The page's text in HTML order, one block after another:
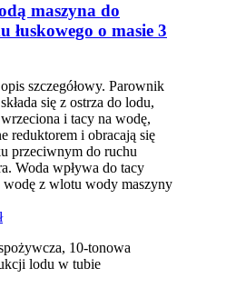
maszyna do
łuskowego o masie 3
szczegółowy. Parownik
się z ostrza do lodu,
i tacy na wodę,
reduktorem i obracają się
przeciwnym do ruchu
Woda wpływa do tacy
wodę z wlotu wody maszyny